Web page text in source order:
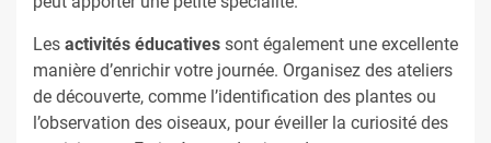
Les activités éducatives sont également une excellente
manière d’enrichir votre journée. Organisez des ateliers
de découverte, comme l’identification des plantes ou
l’observation des oiseaux, pour éveiller la curiosité des